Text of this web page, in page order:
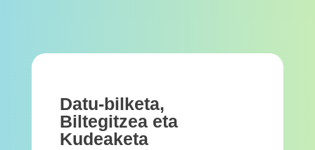
Datu-bilketa,
Biltegitzea eta
Kudeaketa